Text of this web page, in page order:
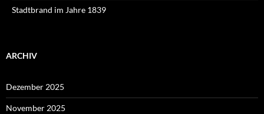
Stadtbrand im Jahre 1839
ARCHIV
Dezember 2025
November 2025